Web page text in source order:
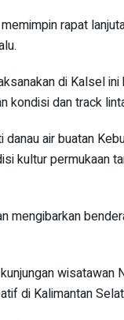
rapat
di Kalsel
kondisi dan track
air buatan
kultur permukaan
mengibarkan
wisatawan
di Kalimantan